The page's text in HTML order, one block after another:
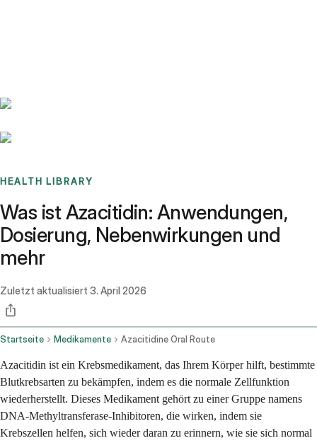
HEALTH LIBRARY
Was ist Azacitidin: Anwendungen,
Dosierung, Nebenwirkungen und
mehr
Zuletzt aktualisiert 3. April 2026
Startseite Medikamente Azacitidine Oral Route
Azacitidin ist ein Krebsmedikament, das Ihrem Körper hilft, bestimmte
Blutkrebsarten zu bekämpfen, indem es die normale Zellfunktion
wiederherstellt. Dieses Medikament gehört zu einer Gruppe namens
DNA-Methyltransferase-Inhibitoren, die wirken, indem sie
Krebszellen helfen, sich wieder daran zu erinnern, wie sie sich normal